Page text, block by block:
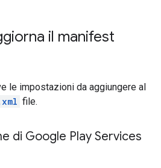
il manifest
le impostazioni da aggiungere al
file.
di Google Play Services